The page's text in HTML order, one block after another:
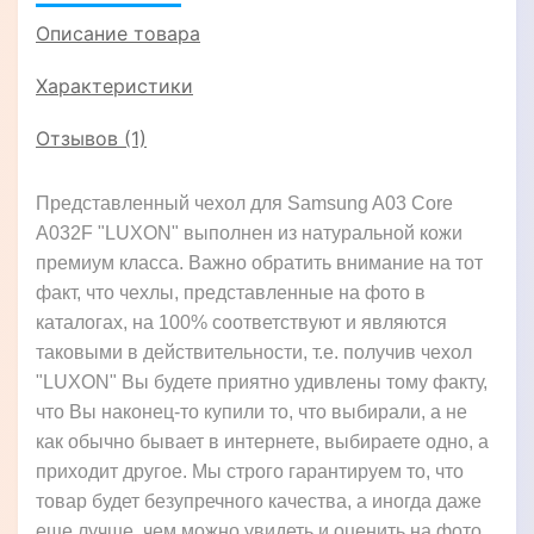
Описание товара
Характеристики
Отзывов (1)
Представленный чехол для Samsung A03 Core
A032F "LUXON" выполнен из натуральной кожи
премиум класса. Важно обратить внимание на тот
факт, что чехлы, представленные на фото в
каталогах, на 100% соответствуют и являются
таковыми в действительности, т.е. получив чехол
"LUXON" Вы будете приятно удивлены тому факту,
что Вы наконец-то купили то, что выбирали, а не
как обычно бывает в интернете, выбираете одно, а
приходит другое. Мы строго гарантируем то, что
товар будет безупречного качества, а иногда даже